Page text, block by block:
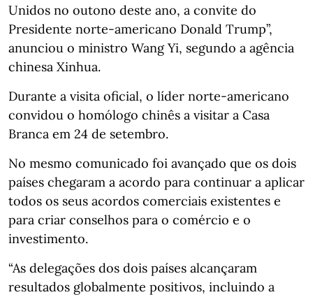
Unidos no outono deste ano, a convite do
Presidente norte-americano Donald Trump”,
anunciou o ministro Wang Yi, segundo a agência
chinesa Xinhua.
Durante a visita oficial, o líder norte-americano
convidou o homólogo chinês a visitar a Casa
Branca em 24 de setembro.
No mesmo comunicado foi avançado que os dois
países chegaram a acordo para continuar a aplicar
todos os seus acordos comerciais existentes e
para criar conselhos para o comércio e o
investimento.
“As delegações dos dois países alcançaram
resultados globalmente positivos, incluindo a